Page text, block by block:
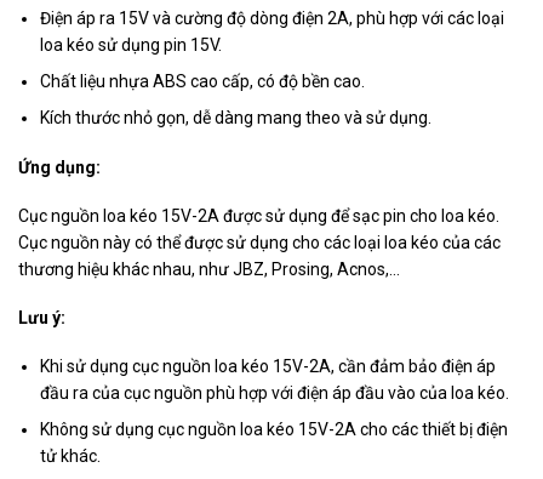
Điện áp ra 15V và cường độ dòng điện 2A, phù hợp với các loại
loa kéo sử dụng pin 15V.
Chất liệu nhựa ABS cao cấp, có độ bền cao.
Kích thước nhỏ gọn, dễ dàng mang theo và sử dụng.
Ứng dụng:
Cục nguồn loa kéo 15V-2A được sử dụng để sạc pin cho loa kéo.
Cục nguồn này có thể được sử dụng cho các loại loa kéo của các
thương hiệu khác nhau, như JBZ, Prosing, Acnos,…
Lưu ý:
Khi sử dụng cục nguồn loa kéo 15V-2A, cần đảm bảo điện áp
đầu ra của cục nguồn phù hợp với điện áp đầu vào của loa kéo.
Không sử dụng cục nguồn loa kéo 15V-2A cho các thiết bị điện
tử khác.